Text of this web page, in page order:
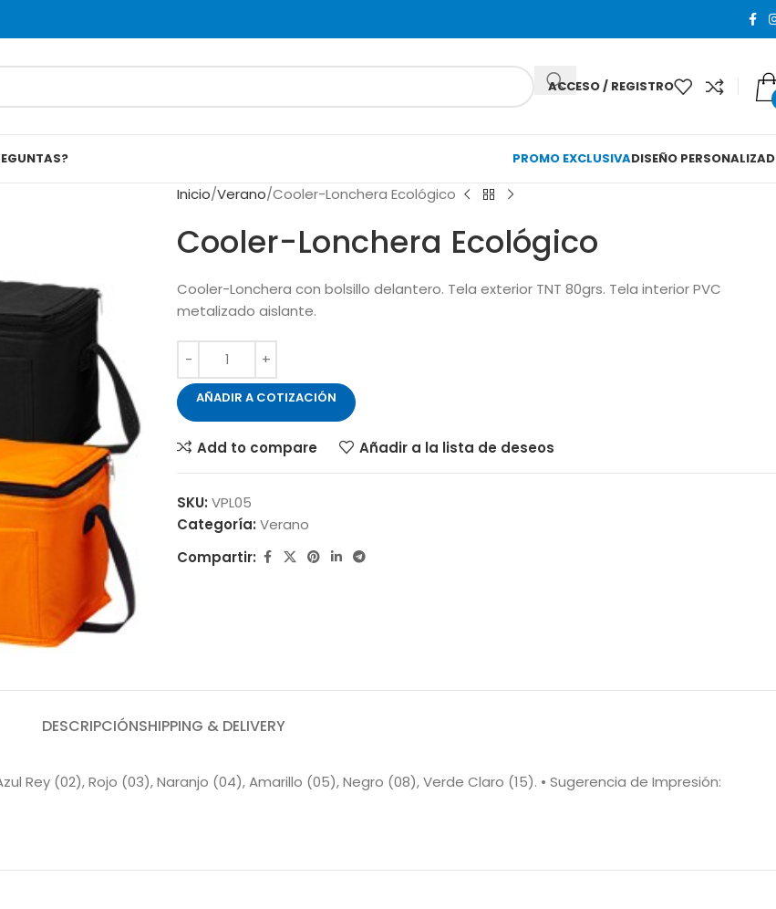
ACCESO / REGISTRO
PROMO EXCLUSIVADISEÑO
Inicio Verano Cooler-Lonchera Ecológico
Cooler-Lonchera Ecológico
Cooler-Lonchera con bolsillo delantero. Tela exterior TNT 80grs. Tela interior PVC
metalizado aislante.
AÑADIR A COTIZACIÓN
Add to compare Añadir a la lista de deseos
SKU: VPL05
Categoría: Verano
Compartir:
DESCRIPCIÓNSHIPPING & DELIVERY
Azul Rey (02), Rojo (03), Naranjo (04), Amarillo (05), Negro (08), Verde Claro (15). • Sugerencia de Impresión: